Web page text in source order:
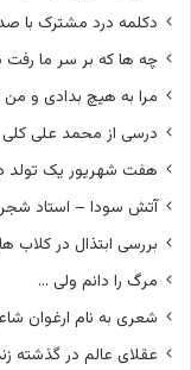
دکلمه درد مشترک با
چه ها که بر سر ما رفت
مرا به هیچ بدادی و
درسی از محمد علی کلی
هفت شهریور یک تولد
آتش سودا – استاد
بررسی ابتذال در کلاب
مرگ را دانم ولی …
شعری به نام ارغوان
عقلای عالم در گذشته